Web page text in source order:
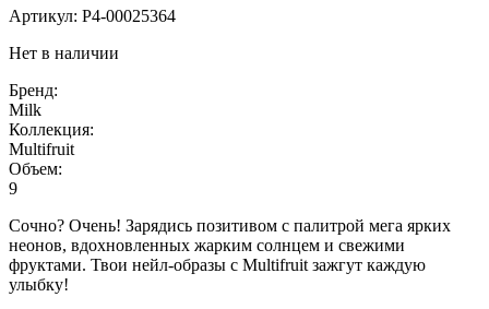
Артикул: P4-00025364
Нет в наличии
Бренд:
Milk
Коллекция:
Multifruit
Объем:
9
Сочно? Очень! Зарядись позитивом с палитрой мега ярких
неонов, вдохновленных жарким солнцем и свежими
фруктами. Твои нейл-образы с Multifruit зажгут каждую
улыбку!